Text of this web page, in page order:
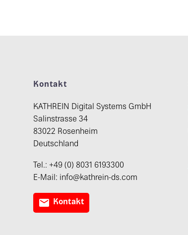
Kontakt
KATHREIN Digital Systems GmbH
Salinstrasse 34
83022 Rosenheim
Deutschland
Tel.: +49 (0) 8031 6193300
E-Mail: info@kathrein-ds.com
 Kontakt